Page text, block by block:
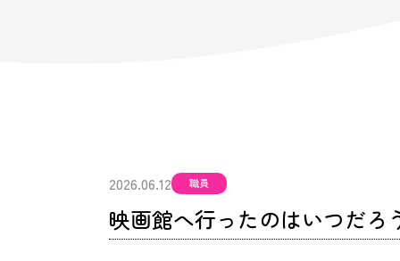
2026.06.12 職員
映画館へ行ったのはいつだろ